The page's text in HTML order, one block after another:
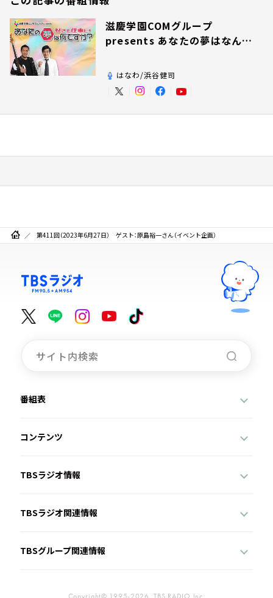
滋慶学園COMグループ
presents あなたの夢はなんで
はなわ/浜谷健司
第411回（2023年6月27日） ゲスト：原島裕一さん（イベント企画）
番組表
コンテンツ
TBSラジオ情報
TBSラジオ関連情報
TBSグループ関連情報